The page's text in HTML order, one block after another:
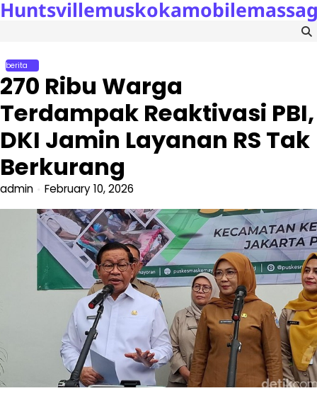
Skip
berita
270 Ribu Warga
Terdampak Reaktivasi PBI,
DKI Jamin Layanan RS Tak
Berkurang
admin February 10, 2026